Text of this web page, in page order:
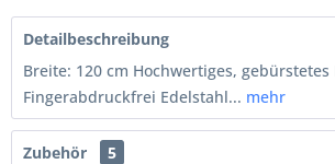
Detailbeschreibung
Breite: 120 cm Hochwertiges, gebürstetes
Fingerabdruckfrei Edelstahl... mehr
Zubehör 5